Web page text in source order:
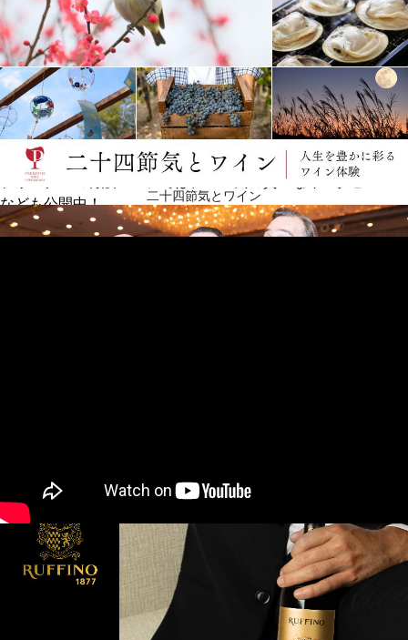
革新的かつ斬新な製法とブレンドに挑戦し、新たなワインを生
み続けている「プリズナー」。
そんなプリズナーのワインづくりと同様に、常に新たな境地に
挑戦し続けるパルクールアスリートでアーティストである
ZEN氏とコラボレーション。
プリズナーの特設ページでは、ZEN氏の貴重なインタビュー
なども公開中！
二十四節気とワイン
ワイン生産者 来日イベントカレンダー